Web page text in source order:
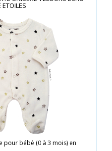
pour bébé (0 à 3 mois) en